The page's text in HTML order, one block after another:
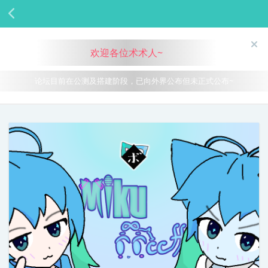
欢迎各位术术人~
论坛目前在公测及搭建阶段，已向外界公布但未正式公布~